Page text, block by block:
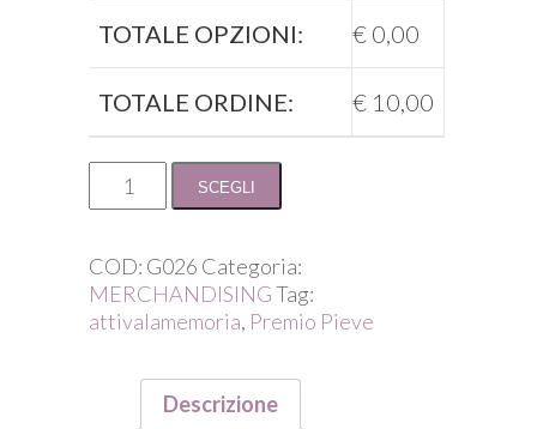
TOTALE OPZIONI: € 0,00
TOTALE ORDINE: € 10,00
maglietta
petrolio
Premio
Pieve
quantità
SCEGLI
COD: G026 Categoria:
MERCHANDISINGTag:
attivalamemoria, Premio Pieve
Descrizione